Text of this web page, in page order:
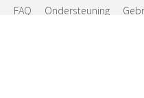
FAQ Ondersteuning